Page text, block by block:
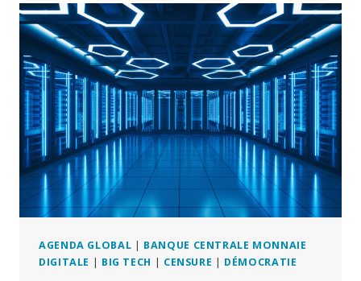
POSTE
DE
DIRECTION,
ALORS
QUE
LE
WEF
CHERCHE
À
DEVENIR
LE
LEADER
MONDIAL
LA
« COOPÉRATION »
AGENDA GLOBAL | BANQUE CENTRALE MONNAIE
DIGITALE | BIG TECH | CENSURE | DÉMOCRATIE